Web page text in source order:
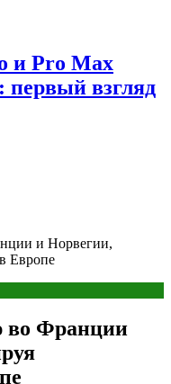
и Pro Max
первый взгляд
и Норвегии,
Европе
во Франции